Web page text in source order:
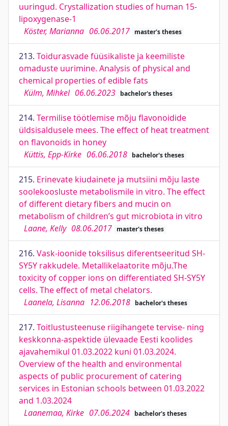
uuringud. Crystallization studies of human 15-
lipoxygenase-1
Köster, Marianna 06.06.2017 master's theses
213. Toidurasvade füüsikaliste ja keemiliste
omaduste uurimine. Analysis of physical and
chemical properties of edible fats
Külm, Mihkel 06.06.2023 bachelor's theses
214. Termilise töötlemise mõju flavonoidide
üldsisaldusele mees. The effect of heat treatment
on flavonoids in honey
Küttis, Epp-Kirke 06.06.2018 bachelor's theses
215. Erinevate kiudainete ja mutsiini mõju laste
soolekoosluste metabolismile in vitro. The effect
of different dietary fibers and mucin on
metabolism of children’s gut microbiota in vitro
Laane, Kelly 08.06.2017 master's theses
216. Vask-ioonide toksilisus diferentseeritud SH-
SY5Y rakkudele. Metallikelaatorite mõju.The
toxicity of copper ions on differentiated SH-SY5Y
cells. The effect of metal chelators.
Laanela, Lisanna 12.06.2018 bachelor's theses
217. Toitlustusteenuse riigihangete tervise- ning
keskkonna-aspektide ülevaade Eesti koolides
ajavahemikul 01.03.2022 kuni 01.03.2024.
Overview of the health and environmental
aspects of public procurement of catering
services in Estonian schools between 01.03.2022
and 1.03.2024
Laanemaa, Kirke 07.06.2024 bachelor's theses